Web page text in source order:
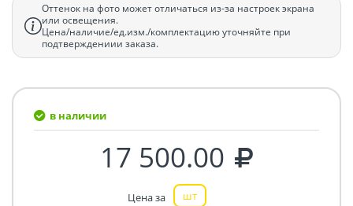
Оттенок на фото может отличаться из-за настроек экрана
или освещения.
Цена/наличие/ед.изм./комплектацию уточняйте при
подтверждениии заказа.
в наличии
17 500.00
Цена за шт